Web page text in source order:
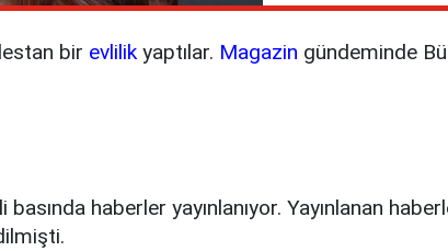
bir evlilikyaptılar. Magazin gündeminde
haberler yayınlanıyor. Yayınlanan